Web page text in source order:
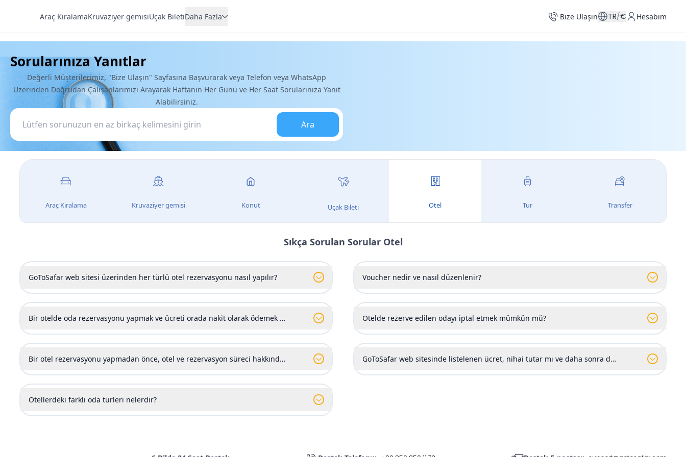
Araç KiralamaKruvaziyer gemisiUçak BiletiDaha Fazla
Konut
Tur
Bize Ulaşın TR/€ Hesabım
Sorularınıza Yanıtlar
Değerli Müşterilerimiz, "Bize Ulaşın" Sayfasına Başvurarak veya Telefon veya WhatsApp
Üzerinden Doğrudan Çalışanlarımızı Arayarak Haftanın Her Günü ve Her Saat Sorularınıza Yanıt
Alabilirsiniz.
Ara
Araç Kiralama Kruvaziyer gemisi Konut Uçak Bileti Otel Tur Transfer
Sıkça Sorulan Sorular Otel
GoToSafar web sitesi üzerinden her türlü otel rezervasyonu nasıl yapılır?
Bir otelde oda rezervasyonu yapmak ve ücreti orada nakit olarak ödemek mümkün mü?
Bir otel rezervasyonu yapmadan önce, otel ve rezervasyon süreci hakkında gerekli bilgileri nasıl edinebilirim?
Otellerdeki farklı oda türleri nelerdir?
Voucher nedir ve nasıl düzenlenir?
Otelde rezerve edilen odayı iptal etmek mümkün mü?
GoToSafar web sitesinde listelenen ücret, nihai tutar mı ve daha sonra değiştirilmesi